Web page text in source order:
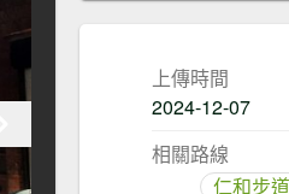
上傳時間
2024-12-07
相關路線
仁和步